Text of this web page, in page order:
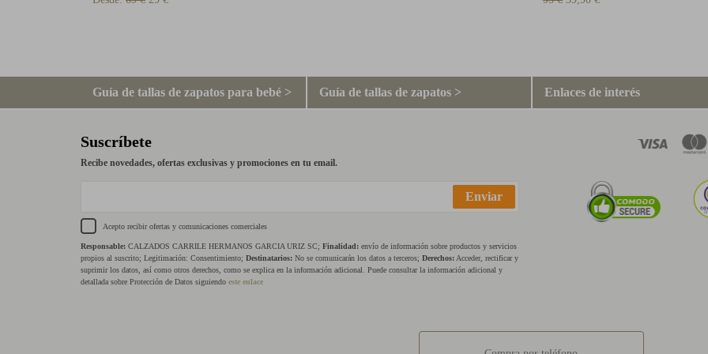
Guía de tallas de zapatos para bebé > Guía de tallas de zapatos > Enlaces de interés
Suscríbete
Recibe novedades, ofertas exclusivas y promociones en tu email.
Enviar
Acepto recibir ofertas y comunicaciones comerciales
Responsable: CALZADOS CARRILE HERMANOS GARCIA URIZ SC; Finalidad: envío de información sobre productos y servicios
propios al suscrito; Legitimación: Consentimiento; Destinatarios: No se comunicarán los datos a terceros; Derechos: Acceder, rectificar y
suprimir los datos, así como otros derechos, como se explica en la información adicional. Puede consultar la información adicional y
detallada sobre Protección de Datos siguiendo este enlace